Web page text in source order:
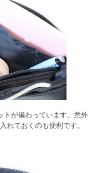
トが備わっています。意外
れておくのも便利です。